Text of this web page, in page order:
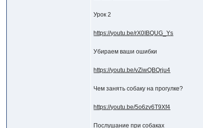
Урок 2
https://youtu.be/rX0IBQUG_Ys
Убираем ваши ошибки
https://youtu.be/vZiwQBQrju4
Чем занять собаку на прогулке?
https://youtu.be/5o6zv6T9Xf4
Послушание при собаках